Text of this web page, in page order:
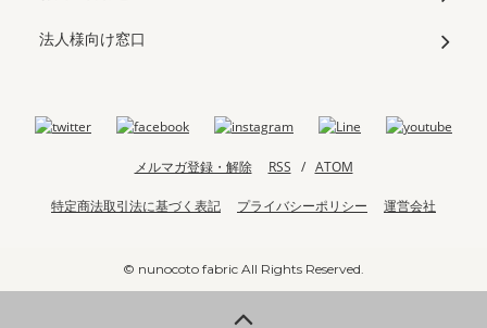
法人様向け窓口
メルマガ登録・解除 RSS / ATOM
特定商法取引法に基づく表記 プライバシーポリシー 運営会社
© nunocoto fabric All Rights Reserved.